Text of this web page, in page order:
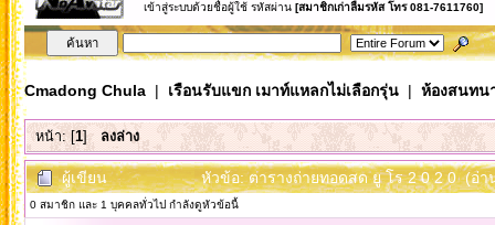
เข้าสู่ระบบด้วยชื่อผู้ใช้ รหัสผ่าน [สมาชิกเก่าลืมรหัส โทร 081-7611760]
Cmadong Chula| เรือนรับแขก เมาท์แหลกไม่เลือกรุ่น| ห้องสนทน
หน้า: [1] ลงล่าง
ผู้เขียน หัวข้อ: ตารางถ่ายทอดสด ยู โร 2 0 2 0 (อ่า
0 สมาชิก และ 1 บุคคลทั่วไป กำลังดูหัวข้อนี้